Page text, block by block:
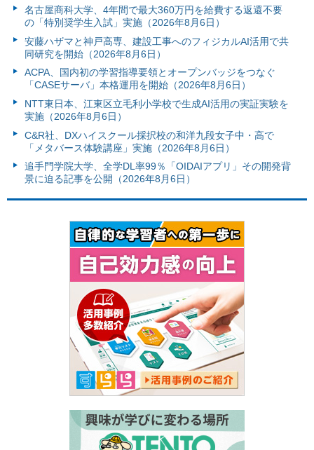
名古屋商科大学、4年間で最大360万円を給費する返還不要
の「特別奨学生入試」実施（2026年8月6日）
安藤ハザマと神戸高専、建設工事へのフィジカルAI活用で共
同研究を開始（2026年8月6日）
ACPA、国内初の学習指導要領とオープンバッジをつなぐ
「CASEサーバ」本格運用を開始（2026年8月6日）
NTT東日本、江東区立毛利小学校で生成AI活用の実証実験を
実施（2026年8月6日）
C&R社、DXハイスクール採択校の和洋九段女子中・高で
「メタバース体験講座」実施（2026年8月6日）
追手門学院大学、全学DL率99％「OIDAIアプリ」その開発背
景に迫る記事を公開（2026年8月6日）